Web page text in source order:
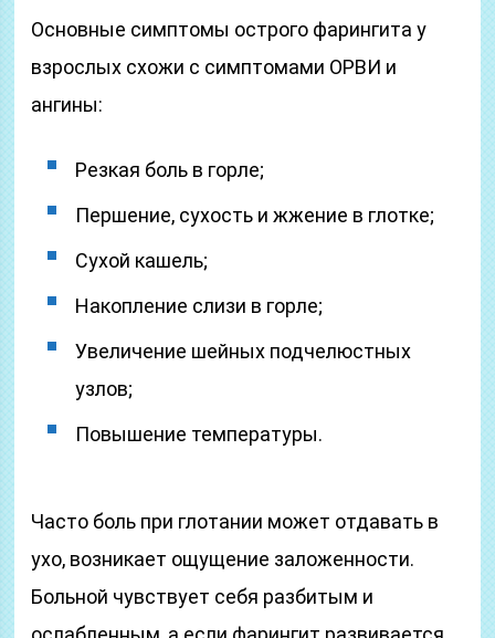
Основные симптомы острого фарингита у
взрослых схожи с симптомами ОРВИ и
ангины:
Резкая боль в горле;
Першение, сухость и жжение в глотке;
Сухой кашель;
Накопление слизи в горле;
Увеличение шейных подчелюстных
узлов;
Повышение температуры.
Часто боль при глотании может отдавать в
ухо, возникает ощущение заложенности.
Больной чувствует себя разбитым и